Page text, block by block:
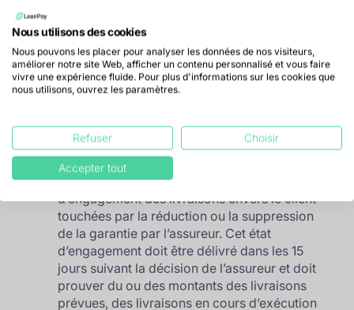
l’assuré en cas de suppression de garantie, deux
options sont envisageables :
La première solution est de conserver la
garantie sur les ordres à livrer, c’est-à-dire sur
l’ensemble des marchandises en cours de
concerné. Pour que cette option soit reçue
par l’assureur, il est nécessaire de fournir une
preuve de l’avancement des commandes.
Le seconde option consiste à certifier de l’état
d’engagement des livraisons envers le client
touchées par la réduction ou la suppression
de la garantie par l’assureur. Cet état
d’engagement doit être délivré dans les 15
jours suivant la décision de l’assureur et doit
prouver du ou des montants des livraisons
prévues, des livraisons en cours d’exécution
Nous utilisons des cookies
Nous pouvons les placer pour analyser les données de nos visiteurs,
améliorer notre site Web, afficher un contenu personnalisé et vous faire
vivre une expérience fluide. Pour plus d'informations sur les cookies que
nous utilisons, ouvrez les paramètres.
Refuser Choisir
Accepter tout